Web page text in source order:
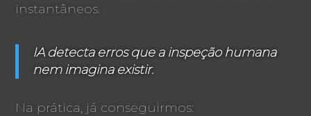
instantâneos.
IA detecta erros que a inspeção humana
nem imagina existir.
Na prática, já conseguirmos: